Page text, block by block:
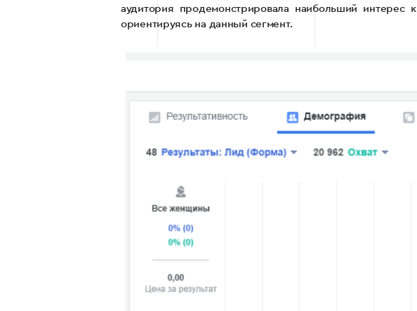
аудитория продемонстрировала наибольший интерес
ориентируясь на данный сегмент.